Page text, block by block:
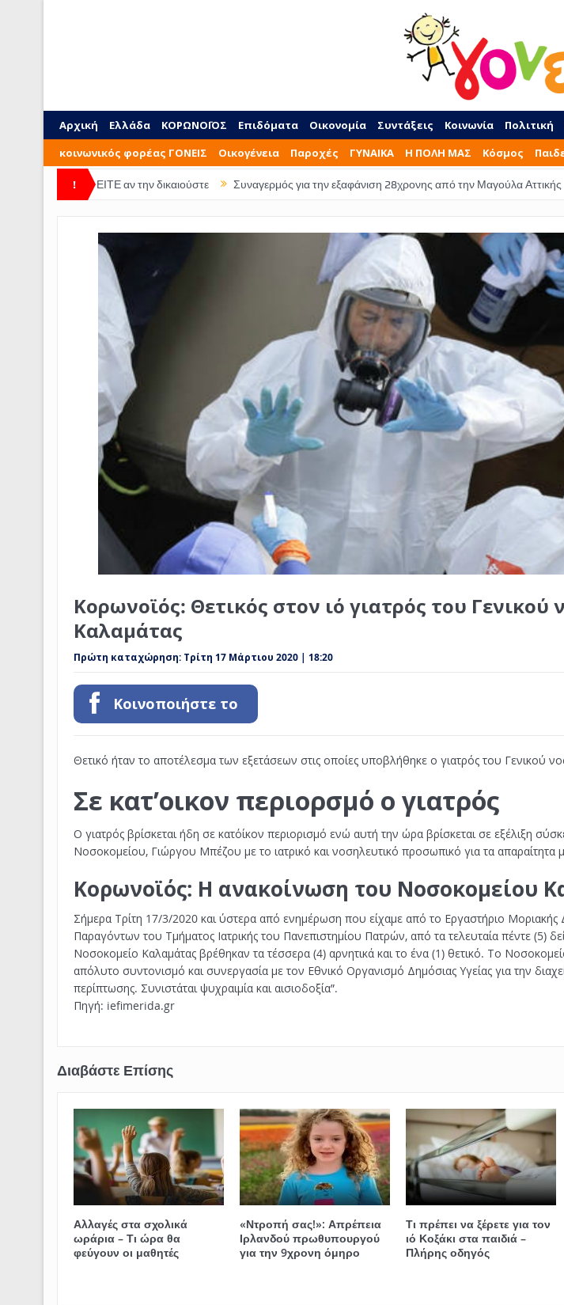
Αρχική Ελλάδα ΚΟΡΩΝΟΪΟΣ Επιδόματα Οικονομία Συντάξεις Κοινωνία Πολιτική
κοινωνικός φορέας ΓΟΝΕΙΣ
Οικογένεια Παροχές ΓΥΝΑΙΚΑ Η ΠΟΛΗ ΜΑΣ Κόσμος
!
ΔΕΙΤΕ αν την δικαιούστε Συναγερμός για την εξαφάνιση 28χρονης από την Μαγούλα Αττικής Αλλαγές
Κορωνοϊός: Θετικός στον ιό γιατρός του Γενικού
Καλαμάτας
Πρώτη καταχώρηση: Τρίτη 17 Μάρτιου 2020 | 18:20
Κοινοποιήστε το
Θετικό ήταν το αποτέλεσμα των εξετάσεων στις οποίες υποβλήθηκε ο γιατρός του Γενικού
Σε κατ’οικον περιορσμό ο γιατρός
Ο γιατρός βρίσκεται ήδη σε κατ΄οίκον περιορισμό ενώ αυτή την ώρα βρίσκεται σε εξέλιξη
Νοσοκομείου, Γιώργου Μπέζου με το ιατρικό και νοσηλευτικό προσωπικό για τα
Κορωνοϊός: Η ανακοίνωση του Νοσοκομείου
Σήμερα Τρίτη 17/3/2020 και ύστερα από ενημέρωση που είχαμε από το Εργαστήριο
Παραγόντων του Τμήματος Ιατρικής του Πανεπιστημίου Πατρών, από τα τελευταία πέντε (5)
Νοσοκομείο Καλαμάτας βρέθηκαν τα τέσσερα (4) αρνητικά και το ένα (1) θετικό. Το
απόλυτο συντονισμό και συνεργασία με τον Εθνικό Οργανισμό Δημόσιας Υγείας για την
περίπτωσης. Συνιστάται ψυχραιμία και αισιοδοξία”.
Πηγή: iefimerida.gr
Αλλαγές στα σχολικά
ωράρια – Τι ώρα θα
φεύγουν οι μαθητές
«Ντροπή σας!»: Απρέπεια
Ιρλανδού πρωθυπουργού
για την 9χρονη όμηρο
Τι πρέπει να ξέρετε για τον
ιό Κοξάκι στα παιδιά –
Πλήρης οδηγός